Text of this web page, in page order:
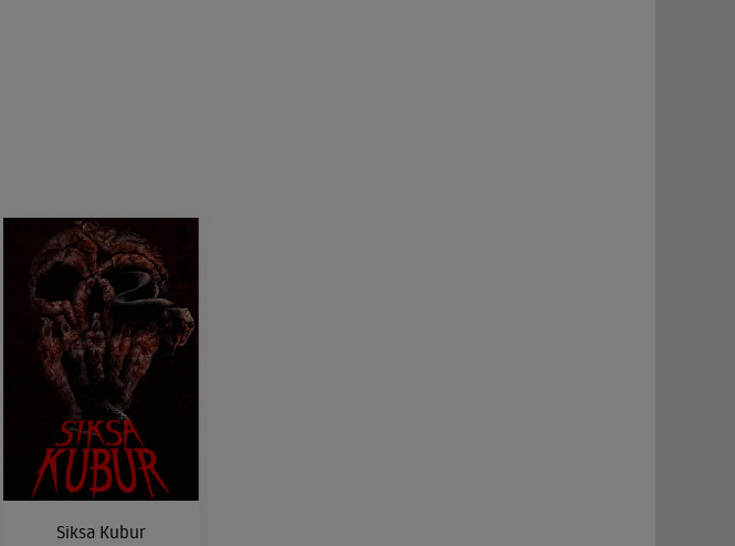
Siksa Kubur